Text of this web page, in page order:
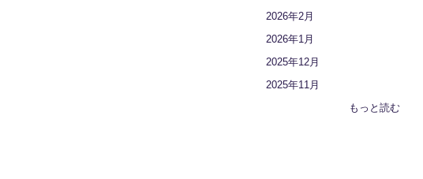
2026年2月
2026年1月
2025年12月
2025年11月
もっと読む